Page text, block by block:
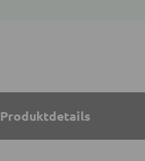
Produktdetails